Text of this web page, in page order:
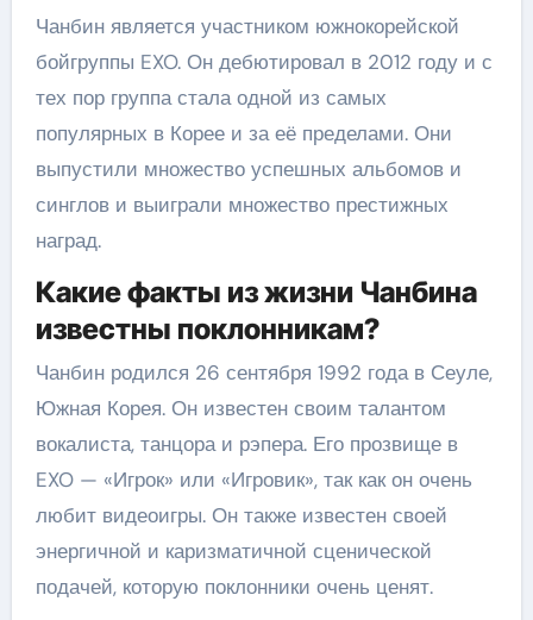
Чанбин является участником южнокорейской
бойгруппы EXO. Он дебютировал в 2012 году и с
тех пор группа стала одной из самых
популярных в Корее и за её пределами. Они
выпустили множество успешных альбомов и
синглов и выиграли множество престижных
наград.
Какие факты из жизни Чанбина
известны поклонникам?
Чанбин родился 26 сентября 1992 года в Сеуле,
Южная Корея. Он известен своим талантом
вокалиста, танцора и рэпера. Его прозвище в
EXO — «Игрок» или «Игровик», так как он очень
любит видеоигры. Он также известен своей
энергичной и каризматичной сценической
подачей, которую поклонники очень ценят.